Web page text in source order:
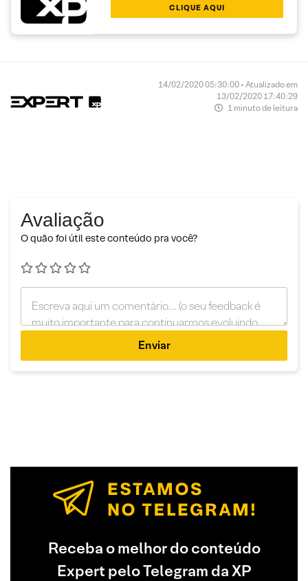
CLIQUE AQUI
14/02/2020 05:30:00 • Atualizado em
13/02/2020 17:40:29
1 minuto de leitura
Avaliação
O quão foi útil este conteúdo pra você?
Enviar
Receba o melhor do conteúdo
Expert pelo Telegram da XP